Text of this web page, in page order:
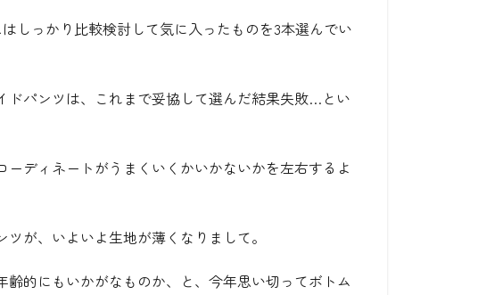
しっかり比較検討して気に入ったものを3本選んでい
ドパンツは、これまで妥協して選んだ結果失敗…とい
ディネートがうまくいくかいかないかを左右するよ
が、いよいよ生地が薄くなりまして。
的にもいかがなものか、と、今年思い切ってボトム